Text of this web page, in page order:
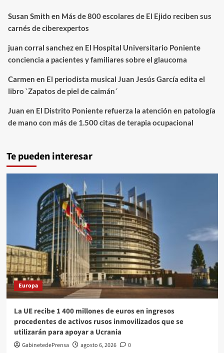
Susan Smith en Más de 800 escolares de El Ejido reciben sus
carnés de ciberexpertos
juan corral sanchezen El Hospital Universitario Poniente
conciencia a pacientes y familiares sobre el glaucoma
Carmen en El periodista musical Juan Jesús García edita el
libro `Zapatos de piel de caimán´
Juan en El Distrito Poniente refuerza la atención en patología
de mano con más de 1.500 citas de terapia ocupacional
Te pueden interesar
Europa
La UE recibe 1 400 millones de euros en ingresos
procedentes de activos rusos inmovilizados que se
utilizarán para apoyar a Ucrania
GabinetedePrensa agosto 6, 2026 0